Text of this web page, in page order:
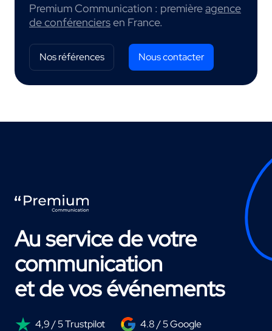
Premium Communication : premièreagence
de conférenciersen France.
Nos références Nous contacter
Au service de votre
communication
et de vos événements
4,9 / 5 Trustpilot 4.8 / 5 Google